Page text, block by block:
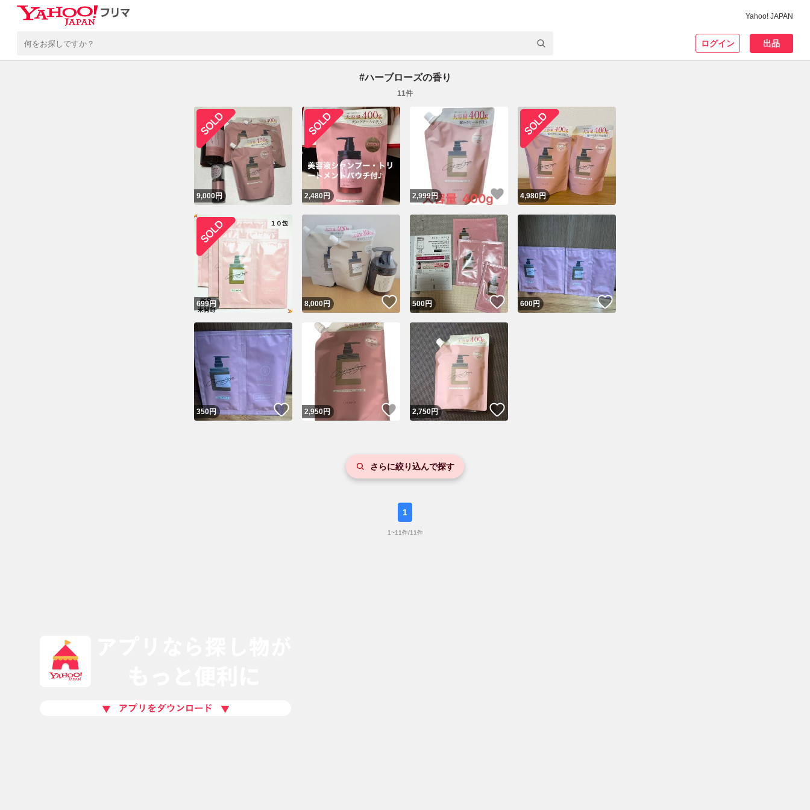
Yahoo! JAPAN
ログイン 出品
#ハーブローズの香り
11件
9,000円 2,480円 2,999円 いいね！
4,980円
699円 8,000円 いいね！
500円 いいね！
600円 いいね！
350円 いいね！
2,950円 いいね！
2,750円 いいね！
さらに絞り込んで探す
1
1~11件/11件